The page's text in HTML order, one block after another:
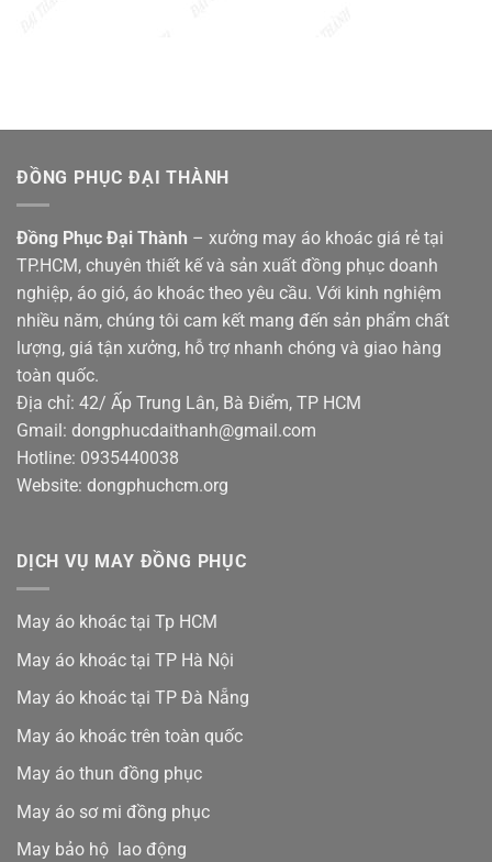
ĐỒNG PHỤC ĐẠI THÀNH
Đồng Phục Đại Thành – xưởng may áo khoác giá rẻ tại
TP.HCM, chuyên thiết kế và sản xuất đồng phục doanh
nghiệp, áo gió, áo khoác theo yêu cầu. Với kinh nghiệm
nhiều năm, chúng tôi cam kết mang đến sản phẩm chất
lượng, giá tận xưởng, hỗ trợ nhanh chóng và giao hàng
toàn quốc.
Địa chỉ: 42/ Ấp Trung Lân, Bà Điểm, TP HCM
Gmail: dongphucdaithanh@gmail.com
Hotline: 0935440038
Website: dongphuchcm.org
DỊCH VỤ MAY ĐỒNG PHỤC
May áo khoác tại Tp HCM
May áo khoác tại TP Hà Nội
May áo khoác tại TP Đà Nẵng
May áo khoác trên toàn quốc
May áo thun đồng phục
May áo sơ mi đồng phục
May bảo hộ lao động